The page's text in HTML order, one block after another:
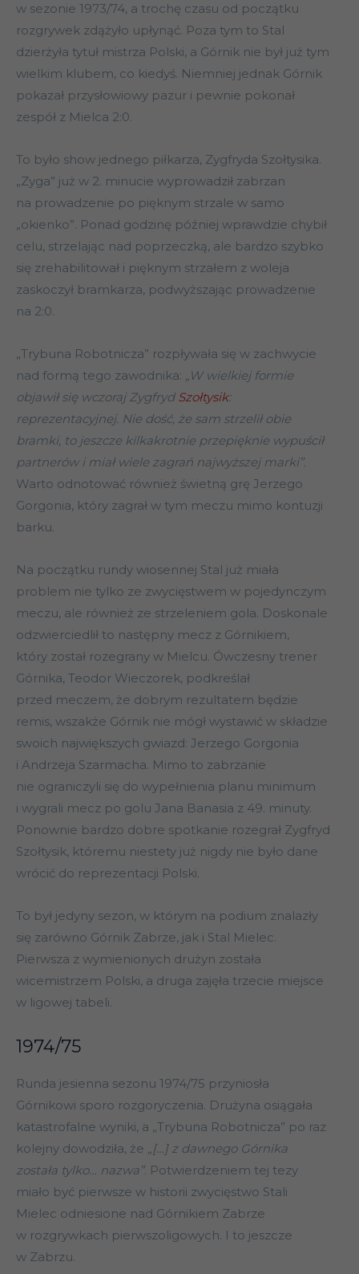
w sezonie 1973/74, a trochę czasu od początku
rozgrywek zdążyło upłynąć. Poza tym to Stal
dzierżyła tytuł mistrza Polski, a Górnik nie był już tym
wielkim klubem, co kiedyś. Niemniej jednak Górnik
pokazał przysłowiowy pazur i pewnie pokonał
zespół z Mielca 2:0.
To było show jednego piłkarza, Zygfryda Szołtysika.
„Zyga” już w 2. minucie wyprowadził zabrzan
na prowadzenie po pięknym strzale w samo
„okienko”. Ponad godzinę później wprawdzie chybił
celu, strzelając nad poprzeczką, ale bardzo szybko
się zrehabilitował i pięknym strzałem z woleja
zaskoczył bramkarza, podwyższając prowadzenie
na 2:0.
„Trybuna Robotnicza” rozpływała się w zachwycie
nad formą tego zawodnika: „W wielkiej formie
objawił się wczoraj Zygfryd Szołtysik:
reprezentacyjnej. Nie dość, że sam strzelił obie
bramki, to jeszcze kilkakrotnie przepięknie wypuścił
partnerów i miał wiele zagrań najwyższej marki”.
Warto odnotować również świetną grę Jerzego
Gorgonia, który zagrał w tym meczu mimo kontuzji
barku.
Na początku rundy wiosennej Stal już miała
problem nie tylko ze zwycięstwem w pojedynczym
meczu, ale również ze strzeleniem gola. Doskonale
odzwierciedlił to następny mecz z Górnikiem,
który został rozegrany w Mielcu. Ówczesny trener
Górnika, Teodor Wieczorek, podkreślał
przed meczem, że dobrym rezultatem będzie
remis, wszakże Górnik nie mógł wystawić w składzie
swoich największych gwiazd: Jerzego Gorgonia
i Andrzeja Szarmacha. Mimo to zabrzanie
nie ograniczyli się do wypełnienia planu minimum
i wygrali mecz po golu Jana Banasia z 49. minuty.
Ponownie bardzo dobre spotkanie rozegrał Zygfryd
Szołtysik, któremu niestety już nigdy nie było dane
wrócić do reprezentacji Polski.
To był jedyny sezon, w którym na podium znalazły
się zarówno Górnik Zabrze, jak i Stal Mielec.
Pierwsza z wymienionych drużyn została
wicemistrzem Polski, a druga zajęła trzecie miejsce
w ligowej tabeli.
1974/75
Runda jesienna sezonu 1974/75 przyniosła
Górnikowi sporo rozgoryczenia. Drużyna osiągała
katastrofalne wyniki, a „Trybuna Robotnicza” po raz
kolejny dowodziła, że „[…] z dawnego Górnika
została tylko… nazwa”. Potwierdzeniem tej tezy
miało być pierwsze w historii zwycięstwo Stali
Mielec odniesione nad Górnikiem Zabrze
w rozgrywkach pierwszoligowych. I to jeszcze
w Zabrzu.